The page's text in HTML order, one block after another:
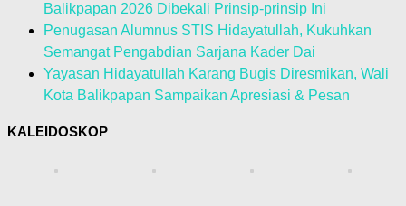
Balikpapan 2026 Dibekali Prinsip-prinsip Ini
Penugasan Alumnus STIS Hidayatullah, Kukuhkan
Semangat Pengabdian Sarjana Kader Dai
Yayasan Hidayatullah Karang Bugis Diresmikan, Wali
Kota Balikpapan Sampaikan Apresiasi & Pesan
KALEIDOSKOP